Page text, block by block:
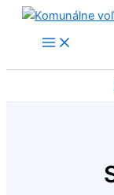
Preskočiť